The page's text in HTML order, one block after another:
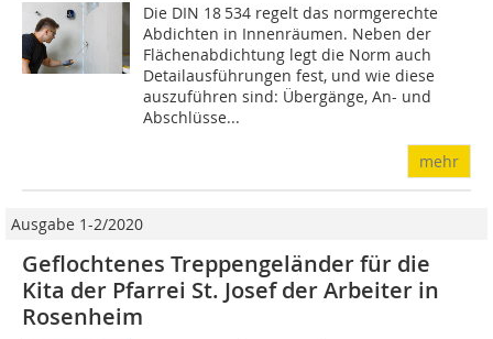
Die DIN 18 534 regelt das normgerechte
Abdichten in Innenräumen. Neben der
Flächenabdichtung legt die Norm auch
Detailausführungen fest, und wie diese
auszuführen sind: Übergänge, An- und
Abschlüsse...
mehr
Ausgabe 1-2/2020
Geflochtenes Treppengeländer für die
Kita der Pfarrei St. Josef der Arbeiter in
Rosenheim